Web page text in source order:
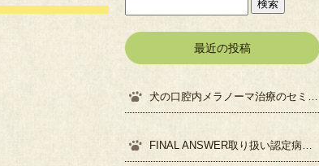
最近の投稿
犬の口腔内メラノーマ治療のセミナーに参加してきました
FINAL ANSWER取り扱い認定病院になりました